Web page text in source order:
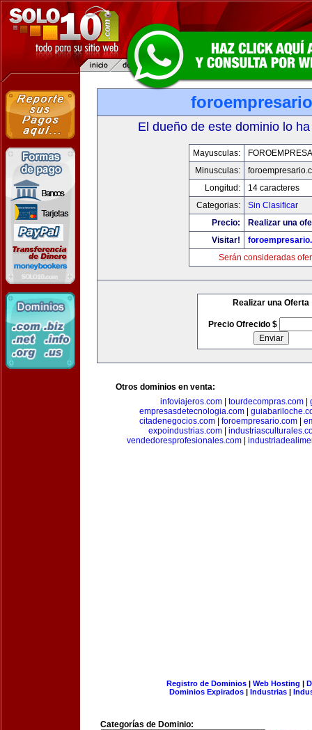
El dueño de este dominio lo
Mayusculas:
Minusculas:
Longitud:
14 caracteres
Categorias:
Sin Clasificar
Precio:
Realizar una
Visitar!
Serán consideradas
Realizar una Oferta
Precio Ofrecido $
Otros dominios en venta:
infoviajeros.com
tourdecompras.com
empresasdetecnologia.com
citadenegocios.com
foroempresario.com
expoindustrias.com
vendedoresprofesionales.com|
Registro de Dominios| Web Hosting |
Dominios Expirados | Industrias |
Categorías de Dominio: